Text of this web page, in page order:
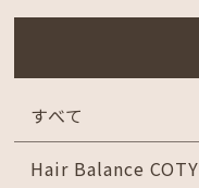
すべて
Hair Balance COTY